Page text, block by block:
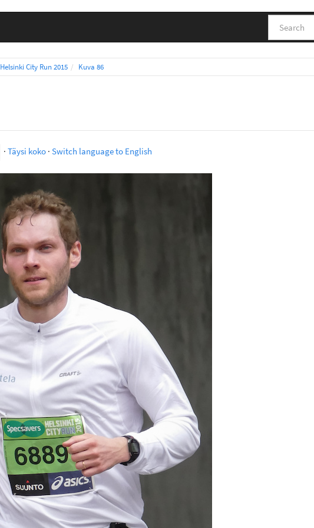
Helsinki City Run 2015 Kuva 86
· Täysi koko · Switch language to English